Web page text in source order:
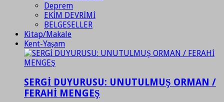
Deprem
EKİM DEVRİMİ
BELGESELLER
Kitap/Makale
Kent-Yaşam
SERGİ DUYURUSU: UNUTULMUŞ ORMAN /
FERAHİ MENGEŞ